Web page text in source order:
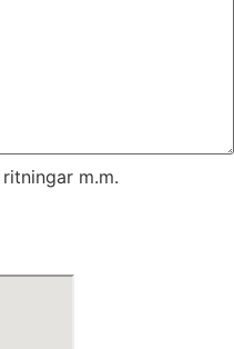
m.m.